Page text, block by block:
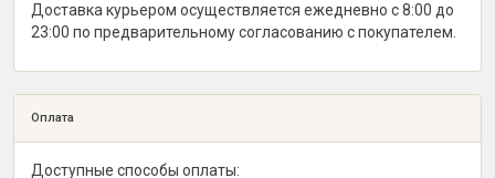
Доставка курьером осуществляется ежедневно с 8:00 до
23:00 по предварительному согласованию с покупателем.
Оплата
Доступные способы оплаты: